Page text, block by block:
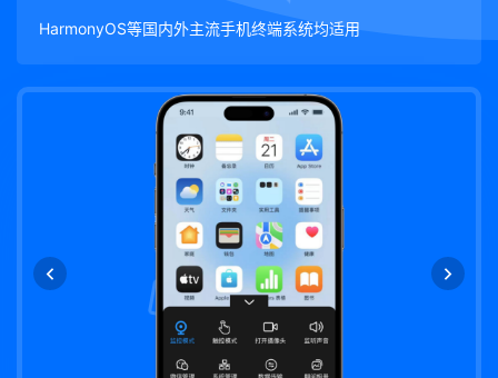
HarmonyOS等国内外主流手机终端系统均适用